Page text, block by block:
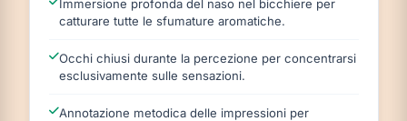
Immersione profonda del naso nel bicchiere per
catturare tutte le sfumature aromatiche.
Occhi chiusi durante la percezione per concentrarsi
esclusivamente sulle sensazioni.
Annotazione metodica delle impressioni per